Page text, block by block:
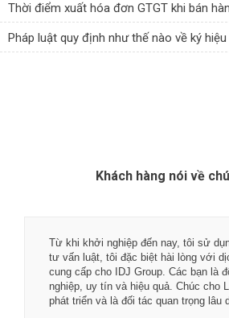
Thời điểm xuất hóa đơn GTGT khi bán
Pháp luật quy định như thế nào về ký
Khách hàng nói về
Tôi rất hài lòng về chất lượng dịch vụ
khóa pháp luật. Các bạn là đội ngũ
toán và tư vấn viên nhiệt thành, đầy
nghiệp.Chúc các bạn phát đạt hơn